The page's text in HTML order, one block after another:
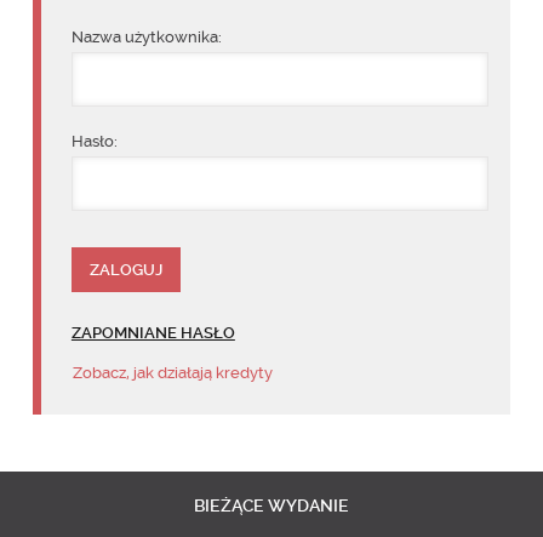
Nazwa użytkownika:
Hasło:
ZAPOMNIANE HASŁO
Zobacz, jak działają kredyty
BIEŻĄCE WYDANIE